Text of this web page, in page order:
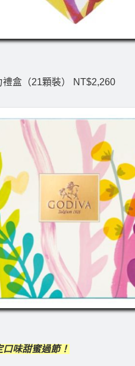
禮盒（21顆裝） NT$2,260
味甜蜜過節！